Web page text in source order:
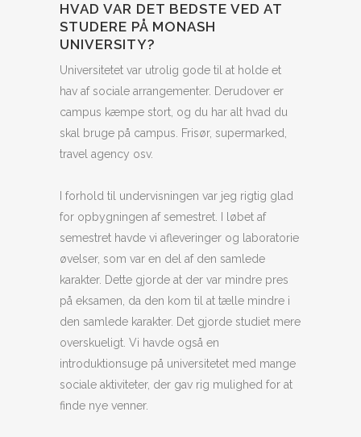
HVAD VAR DET BEDSTE VED AT
STUDERE PÅ MONASH
UNIVERSITY?
Universitetet var utrolig gode til at holde et
hav af sociale arrangementer. Derudover er
campus kæmpe stort, og du har alt hvad du
skal bruge på campus. Frisør, supermarked,
travel agency osv.
I forhold til undervisningen var jeg rigtig glad
for opbygningen af semestret. I løbet af
semestret havde vi afleveringer og laboratorie
øvelser, som var en del af den samlede
karakter. Dette gjorde at der var mindre pres
på eksamen, da den kom til at tælle mindre i
den samlede karakter. Det gjorde studiet mere
overskueligt. Vi havde også en
introduktionsuge på universitetet med mange
sociale aktiviteter, der gav rig mulighed for at
finde nye venner.